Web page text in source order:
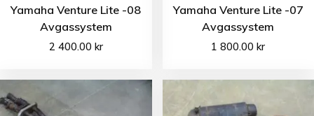
Yamaha Venture Lite -08
Avgassystem
2 400.00 kr
Yamaha Venture Lite -07
Avgassystem
1 800.00kr